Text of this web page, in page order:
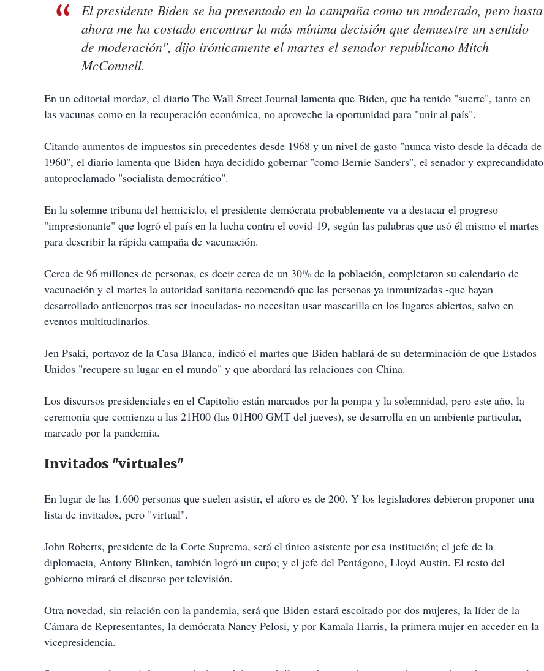
El presidente Biden se ha presentado en la campaña como un moderado, pero hasta
ahora me ha costado encontrar la más mínima decisión que demuestre un sentido
de moderación", dijo irónicamente el martes el senador republicano Mitch
McConnell.
En un editorial mordaz, el diario The Wall Street Journal lamenta que Biden, que ha tenido "suerte", tanto en
las vacunas como en la recuperación económica, no aproveche la oportunidad para "unir al país".
Citando aumentos de impuestos sin precedentes desde 1968 y un nivel de gasto "nunca visto desde la década de
1960", el diario lamenta que Biden haya decidido gobernar "como Bernie Sanders", el senador y exprecandidato
autoproclamado "socialista democrático".
En la solemne tribuna del hemiciclo, el presidente demócrata probablemente va a destacar el progreso
"impresionante" que logró el país en la lucha contra el covid-19, según las palabras que usó él mismo el martes
para describir la rápida campaña de vacunación.
Cerca de 96 millones de personas, es decir cerca de un 30% de la población, completaron su calendario de
vacunación y el martes la autoridad sanitaria recomendó que las personas ya inmunizadas -que hayan
desarrollado anticuerpos tras ser inoculadas- no necesitan usar mascarilla en los lugares abiertos, salvo en
eventos multitudinarios.
Jen Psaki, portavoz de la Casa Blanca, indicó el martes que Biden hablará de su determinación de que Estados
Unidos "recupere su lugar en el mundo" y que abordará las relaciones con China.
Los discursos presidenciales en el Capitolio están marcados por la pompa y la solemnidad, pero este año, la
ceremonia que comienza a las 21H00 (las 01H00 GMT del jueves), se desarrolla en un ambiente particular,
marcado por la pandemia.
Invitados "virtuales"
En lugar de las 1.600 personas que suelen asistir, el aforo es de 200. Y los legisladores debieron proponer una
lista de invitados, pero "virtual".
John Roberts, presidente de la Corte Suprema, será el único asistente por esa institución; el jefe de la
diplomacia, Antony Blinken, también logró un cupo; y el jefe del Pentágono, Lloyd Austin. El resto del
gobierno mirará el discurso por televisión.
Otra novedad, sin relación con la pandemia, será que Biden estará escoltado por dos mujeres, la líder de la
Cámara de Representantes, la demócrata Nancy Pelosi, y por Kamala Harris, la primera mujer en acceder en la
vicepresidencia.